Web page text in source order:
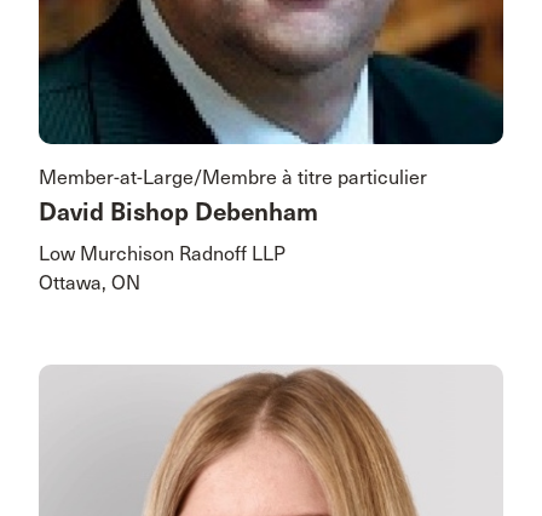
Member-at-Large/Membre à titre particulier
David Bishop Debenham
Low Murchison Radnoff LLP
Ottawa, ON